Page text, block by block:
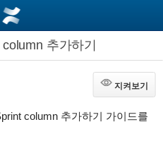
추가하기
지켜보기
지켜보기
column 추가하기 가이드를